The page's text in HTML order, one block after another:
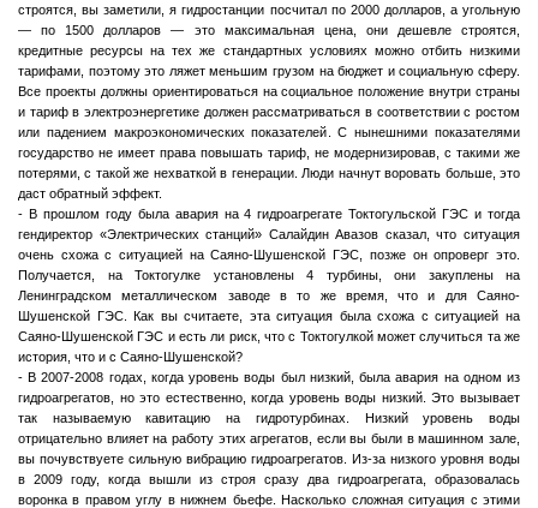
строятся, вы заметили, я гидростанции посчитал по 2000 долларов, а угольную
— по 1500 долларов — это максимальная цена, они дешевле строятся,
кредитные ресурсы на тех же стандартных условиях можно отбить низкими
тарифами, поэтому это ляжет меньшим грузом на бюджет и социальную сферу.
Все проекты должны ориентироваться на социальное положение внутри страны
и тариф в электроэнергетике должен рассматриваться в соответствии с ростом
или падением макроэкономических показателей. С нынешними показателями
государство не имеет права повышать тариф, не модернизировав, с такими же
потерями, с такой же нехваткой в генерации. Люди начнут воровать больше, это
даст обратный эффект.
- В прошлом году была авария на 4 гидроагрегате Токтогульской ГЭС и тогда
гендиректор «Электрических станций» Салайдин Авазов сказал, что ситуация
очень схожа с ситуацией на Саяно-Шушенской ГЭС, позже он опроверг это.
Получается, на Токтогулке установлены 4 турбины, они закуплены на
Ленинградском металлическом заводе в то же время, что и для Саяно-
Шушенской ГЭС. Как вы считаете, эта ситуация была схожа с ситуацией на
Саяно-Шушенской ГЭС и есть ли риск, что с Токтогулкой может случиться та же
история, что и с Саяно-Шушенской?
- В 2007-2008 годах, когда уровень воды был низкий, была авария на одном из
гидроагрегатов, но это естественно, когда уровень воды низкий. Это вызывает
так называемую кавитацию на гидротурбинах. Низкий уровень воды
отрицательно влияет на работу этих агрегатов, если вы были в машинном зале,
вы почувствуете сильную вибрацию гидроагрегатов. Из-за низкого уровня воды
в 2009 году, когда вышли из строя сразу два гидроагрегата, образовалась
воронка в правом углу в нижнем бьефе. Насколько сложная ситуация с этими